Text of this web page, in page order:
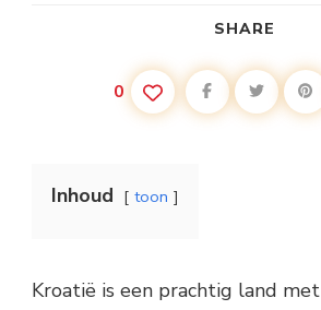
SHARE
0
Inhoud toon
Kroatië is een prachtig land